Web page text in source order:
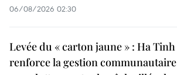
06/08/2026 02:30
Levée du « carton jaune » : Ha Tinh
renforce la gestion communautaire